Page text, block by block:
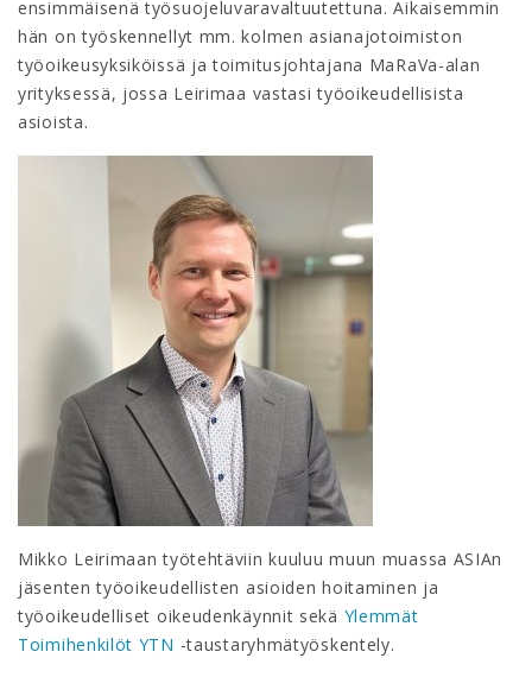
ensimmäisenä työsuojeluvaravaltuutettuna. Aikaisemmin
hän on työskennellyt mm. kolmen asianajotoimiston
työoikeusyksiköissä ja toimitusjohtajana MaRaVa-alan
yrityksessä, jossa Leirimaa vastasi työoikeudellisista
asioista.
Mikko Leirimaan työtehtäviin kuuluu muun muassa ASIAn
jäsenten työoikeudellisten asioiden hoitaminen ja
työoikeudelliset oikeudenkäynnit sekä Ylemmät
Toimihenkilöt YTN -taustaryhmätyöskentely.